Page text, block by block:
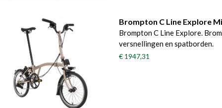
Brompton C Line Explore
Brompton C Line Explore.
versnellingen en spatborden.
€ 1947,31